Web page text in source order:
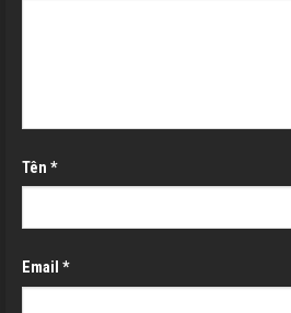
Tên *
Email *